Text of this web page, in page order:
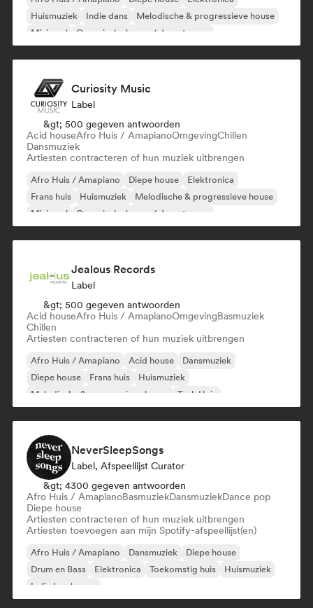
Huismuziek
Indie dans
Melodische & progressieve house
Minimaal
Organische house / downtempo
Curiosity Music
Label
&gt; 500 gegeven antwoorden
Acid houseAfro Huis / AmapianoOmgevingChillen
Dansmuziek
Artiesten contracteren of hun muziek uitbrengen
Afro Huis / Amapiano Diepe house
Elektronica
Frans huis
Huismuziek
Melodische & progressieve house
Minimaal
Organische house / downtempo
Jealous Records
Label
&gt; 500 gegeven antwoorden
Acid houseAfro Huis / AmapianoOmgevingBasmuziek
Chillen
Artiesten contracteren of hun muziek uitbrengen
Afro Huis / Amapiano Acid house
Dansmuziek
Diepe house
Frans huis
Huismuziek
Melodische & progressieve house
Tech Huis
NeverSleepSongs
Label, Afspeellijst Curator
&gt; 4300 gegeven antwoorden
Afro Huis / AmapianoBasmuziekDansmuziekDance pop
Diepe house
Artiesten contracteren of hun muziek uitbrengen
Artiesten toevoegen aan mijn Spotify-afspeellijst(en)
Afro Huis / Amapiano Dansmuziek
Diepe house
Drum en Bass
Elektronica Toekomstig huis
Huismuziek
Lofi slaapkamer